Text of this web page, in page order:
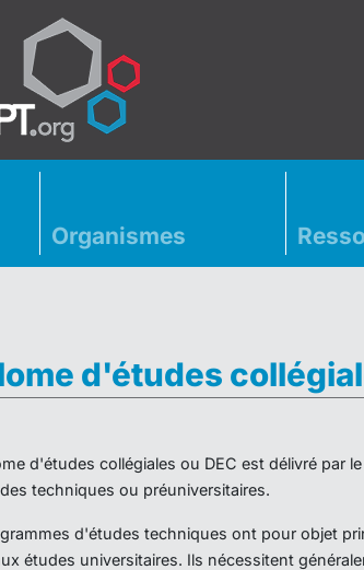
Organismes
d'études
d'études collégiales ou DEC est délivré par
techniques ou préuniversitaires.
d'études techniques ont pour objet
études universitaires. Ils nécessitent